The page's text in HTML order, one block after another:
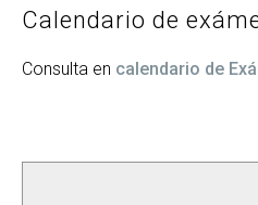
Calendario de
Consulta en calendario de